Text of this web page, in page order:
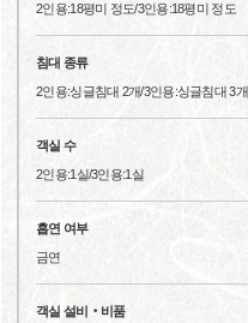
2인용:18평미 정도/3인용:18평미 정도
침대 종류
2인용:싱글침대 2개/3인용:싱글침대 3개
객실 수
2인용:1실/3인용:1실
흡연 여부
금연
객실 설비‧비품